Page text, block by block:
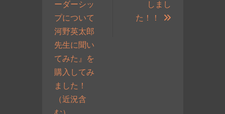
ーダーシッ
プについて
河野英太郎
先生に聞い
てみた』を
購入してみ
ました！
（近況含
しまし
た！！
次